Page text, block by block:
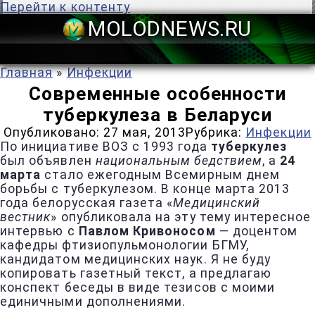
Перейти к контенту
Главная » Инфекции
Современные особенности
туберкулеза в Беларуси
Опубликовано: 27 мая, 2013 Рубрика: Инфекции
По инициативе ВОЗ с 1993 года туберкулез
был объявлен национальным бедствием, а 24
марта стало ежегодным Всемирным днем
борьбы с туберкулезом. В конце марта 2013
года белорусская газета «Медицинский
вестник» опубликовала на эту тему интересное
интервью с Павлом Кривоносом — доцентом
кафедры фтизиопульмонологии БГМУ,
кандидатом медицинских наук. Я не буду
копировать газетный текст, а предлагаю
конспект беседы в виде тезисов с моими
единичными дополнениями.